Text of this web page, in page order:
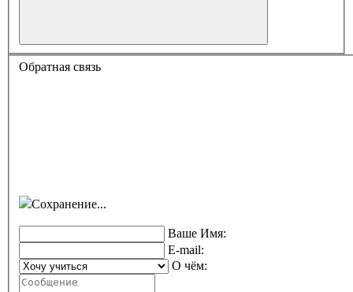
Обратная связь
Сохранение...
Ваше Имя:
E-mail:
О чём: